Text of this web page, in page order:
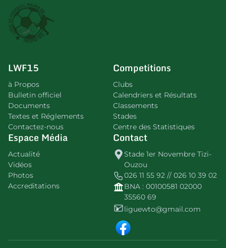
LWF15
à Propos
Bulletin officiel
Documents
Textes et Réglements
Contactez-nous
Competitions
Clubs
Calendriers et Résultats
Classements
Stades
Centre des Statistiques
Espace Média
Actualité
Vidéos
Photos
Accreditations
Contact
Stade 1er Novembre Tizi-
Ouzou
026 11 55 92 // 026 10 39 02
BNA : 00100581 02000
35560 69
liguewto@gmail.com